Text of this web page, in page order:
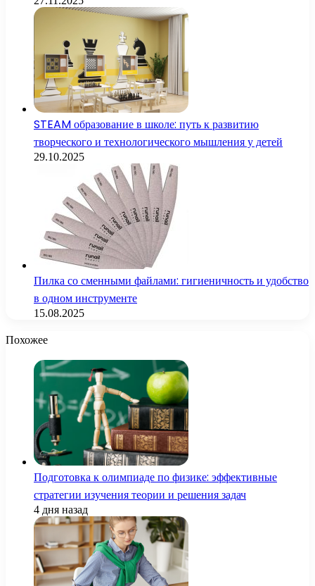
STEAM образование в школе: путь к развитию
творческого и технологического мышления у детей
29.10.2025
Пилка со сменными файлами: гигиеничность и удобство
в одном инструменте
15.08.2025
Похожее
Подготовка к олимпиаде по физике: эффективные
стратегии изучения теории и решения задач
4 дня назад